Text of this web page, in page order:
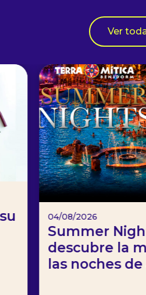
Ver
04/08/2026
Summer
descubre la
las noches